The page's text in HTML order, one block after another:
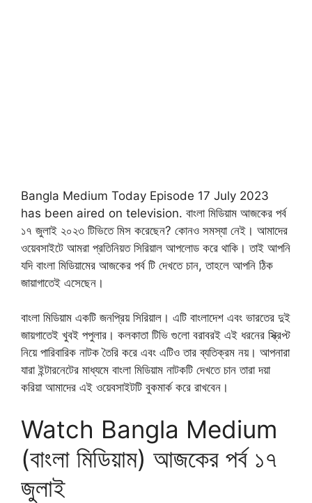
Bangla Medium Today Episode 17 July 2023
has been aired on television. বাংলা মিডিয়াম আজকের পর্ব
১৭ জুলাই ২০২৩ টিভিতে মিস করেছেন? কোনও সমস্যা নেই। আমাদের
ওয়েবসাইটে আমরা প্রতিনিয়ত সিরিয়াল আপলোড করে থাকি। তাই আপনি
যদি বাংলা মিডিয়ামের আজকের পর্ব টি দেখতে চান, তাহলে আপনি ঠিক
জায়াগাতেই এসেছেন।
বাংলা মিডিয়াম একটি জনপ্রিয় সিরিয়াল। এটি বাংলাদেশ এবং ভারতের দুই
জায়গাতেই খুবই পপুলার। কলকাতা টিভি গুলো বরাবরই এই ধরনের স্ক্রিপ্ট
নিয়ে পারিবারিক নাটক তৈরি করে এবং এটিও তার ব্যতিক্রম নয়। আপনারা
যারা ইন্টারনেটের মাধ্যমে বাংলা মিডিয়াম নাটকটি দেখতে চান তারা দয়া
করিয়া আমাদের এই ওয়েবসাইটটি বুকমার্ক করে রাখবেন।
Watch Bangla Medium
(বাংলা মিডিয়াম) আজকের পর্ব ১৭
জুলাই